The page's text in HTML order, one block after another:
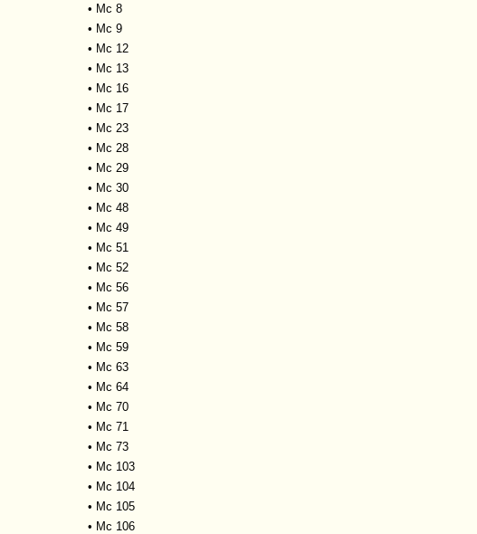
• Mc 8
• Mc 9
• Mc 12
• Mc 13
• Mc 16
• Mc 17
• Mc 23
• Mc 28
• Mc 29
• Mc 30
• Mc 48
• Mc 49
• Mc 51
• Mc 52
• Mc 56
• Mc 57
• Mc 58
• Mc 59
• Mc 63
• Mc 64
• Mc 70
• Mc 71
• Mc 73
• Mc 103
• Mc 104
• Mc 105
• Mc 106